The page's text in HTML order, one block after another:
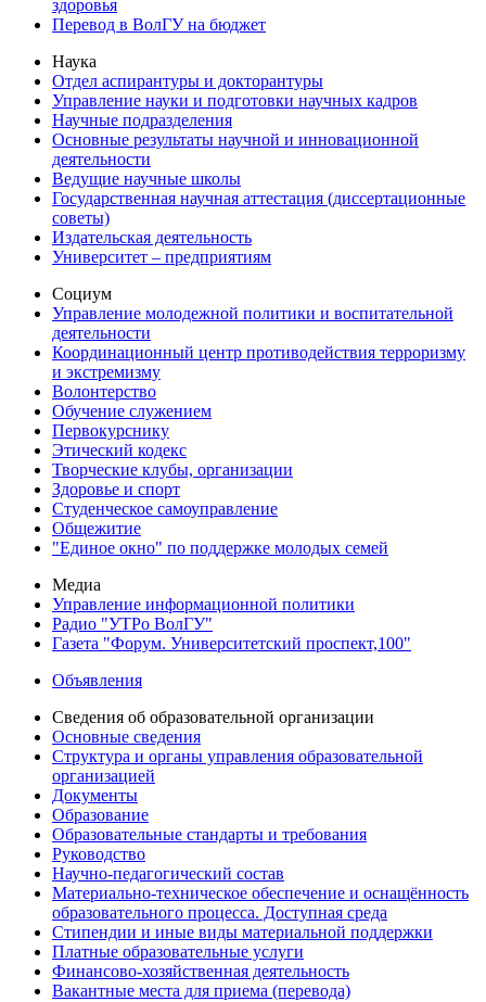
здоровья
Перевод в ВолГУ на бюджет
Наука
Отдел аспирантуры и докторантуры
Управление науки и подготовки научных кадров
Научные подразделения
Основные результаты научной и инновационной
деятельности
Ведущие научные школы
Государственная научная аттестация (диссертационные
советы)
Издательская деятельность
Университет – предприятиям
Социум
Управление молодежной политики и воспитательной
деятельности
Координационный центр противодействия терроризму
и экстремизму
Волонтерство
Обучение служением
Первокурснику
Этический кодекс
Творческие клубы, организации
Здоровье и спорт
Студенческое самоуправление
Общежитие
"Единое окно" по поддержке молодых семей
Медиа
Управление информационной политики
Радио "УТРо ВолГУ"
Газета "Форум. Университетский проспект,100"
Объявления
Сведения об образовательной организации
Основные сведения
Структура и органы управления образовательной
организацией
Документы
Образование
Образовательные стандарты и требования
Руководство
Научно-педагогический состав
Материально-техническое обеспечение и оснащённость
образовательного процесса. Доступная среда
Стипендии и иные виды материальной поддержки
Платные образовательные услуги
Финансово-хозяйственная деятельность
Вакантные места для приема (перевода)